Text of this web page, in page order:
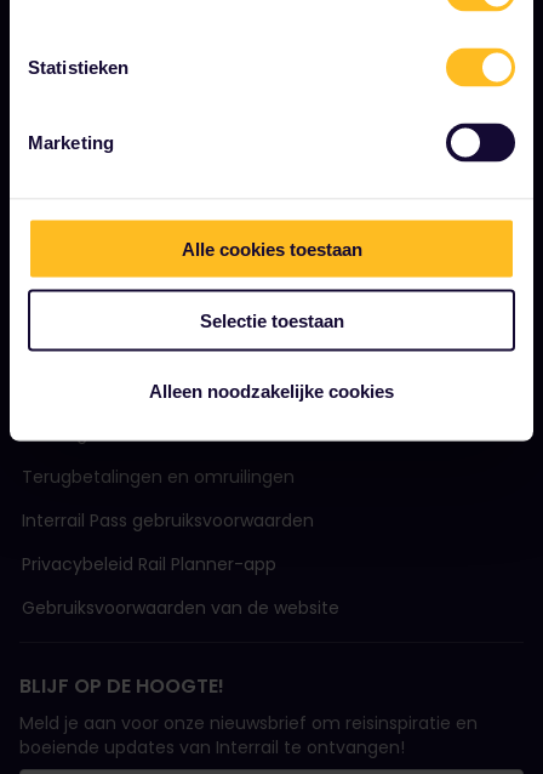
Statistieken
Marketing
Alle cookies toestaan
Selectie toestaan
Alleen noodzakelijke cookies
Wat is Interrail?
Magazine
Duurzaam toerisme
Support
ALGEMENE VOORWAARDEN
Terugbetalingen en omruilingen
Interrail Pass gebruiksvoorwaarden
Privacybeleid Rail Planner-app
Gebruiksvoorwaarden van de website
BLIJF OP DE HOOGTE!
Meld je aan voor onze nieuwsbrief om reisinspiratie en
boeiende updates van Interrail te ontvangen!